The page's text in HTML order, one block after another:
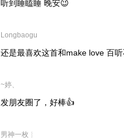
听到睡瞌睡 晚安😉
Longbaogu
还是最喜欢这首和make love 百
~婷、
发朋友圈了，好棒👍
男神一枚︴